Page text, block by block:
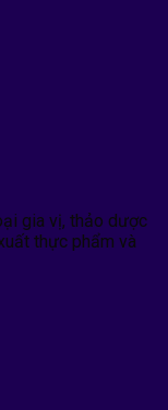
gia vị, thảo dược
thực phẩm và